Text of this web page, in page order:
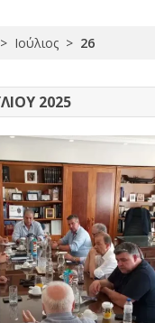
> Ιούλιος > 26
2025